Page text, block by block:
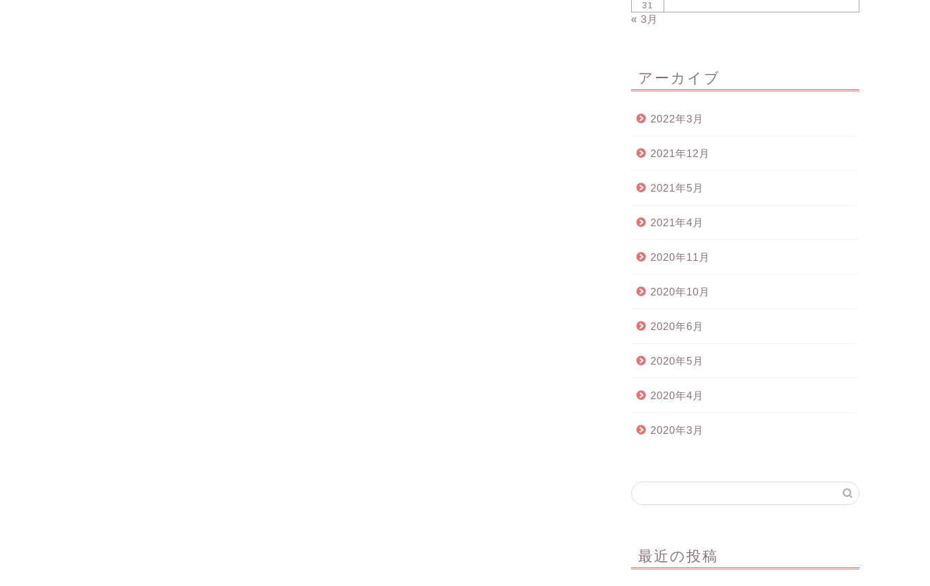
31
« 3月
アーカイブ
2022年3月
2021年12月
2021年5月
2021年4月
2020年11月
2020年10月
2020年6月
2020年5月
2020年4月
2020年3月
最近の投稿